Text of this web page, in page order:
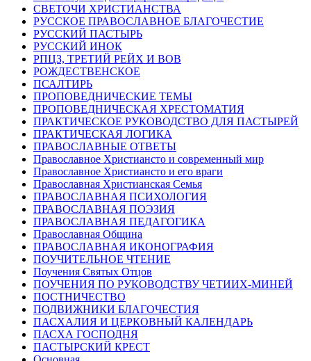
СВЕТОЧИ ХРИСТИАНСТВА
РУССКОЕ ПРАВОСЛАВНОЕ БЛАГОЧЕСТИЕ
РУССКИЙ ПАСТЫРЬ
РУССКИЙ ИНОК
РПЦЗ, ТРЕТИЙ РЕЙХ И ВОВ
РОЖДЕСТВЕНСКОЕ
ПСАЛТИРЬ
ПРОПОВЕДНИЧЕСКИЕ ТЕМЫ
ПРОПОВЕДНИЧЕСКАЯ ХРЕСТОМАТИЯ
ПРАКТИЧЕСКОЕ РУКОВОДСТВО ДЛЯ ПАСТЫРЕЙ
ПРАКТИЧЕСКАЯ ЛОГИКА
ПРАВОСЛАВНЫЕ ОТВЕТЫ
Православное Христиансто и современный мир
Православное Христиансто и его враги
Православная Христианская Семья
ПРАВОСЛАВНАЯ ПСИХОЛОГИЯ
ПРАВОСЛАВНАЯ ПОЭЗИЯ
ПРАВОСЛАВНАЯ ПЕДАГОГИКА
Православная Община
ПРАВОСЛАВНАЯ ИКОНОГРАФИЯ
ПОУЧИТЕЛЬНОЕ ЧТЕНИЕ
Поучения Святых Отцов
ПОУЧЕНИЯ ПО РУКОВОДСТВУ ЧЕТИИХ-МИНЕЙ
ПОСТНИЧЕСТВО
ПОДВИЖНИКИ БЛАГОЧЕСТИЯ
ПАСХАЛИЯ И ЦЕРКОВНЫЙ КАЛЕНДАРЬ
ПАСХА ГОСПОДНЯ
ПАСТЫРСКИЙ КРЕСТ